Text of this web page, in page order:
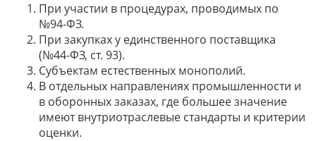
При участии в процедурах, проводимых по
№94-ФЗ.
При закупках у единственного поставщика
(№44-ФЗ, ст. 93).
Субъектам естественных монополий.
В отдельных направлениях промышленности и
в оборонных заказах, где большее значение
имеют внутриотраслевые стандарты и критерии
оценки.